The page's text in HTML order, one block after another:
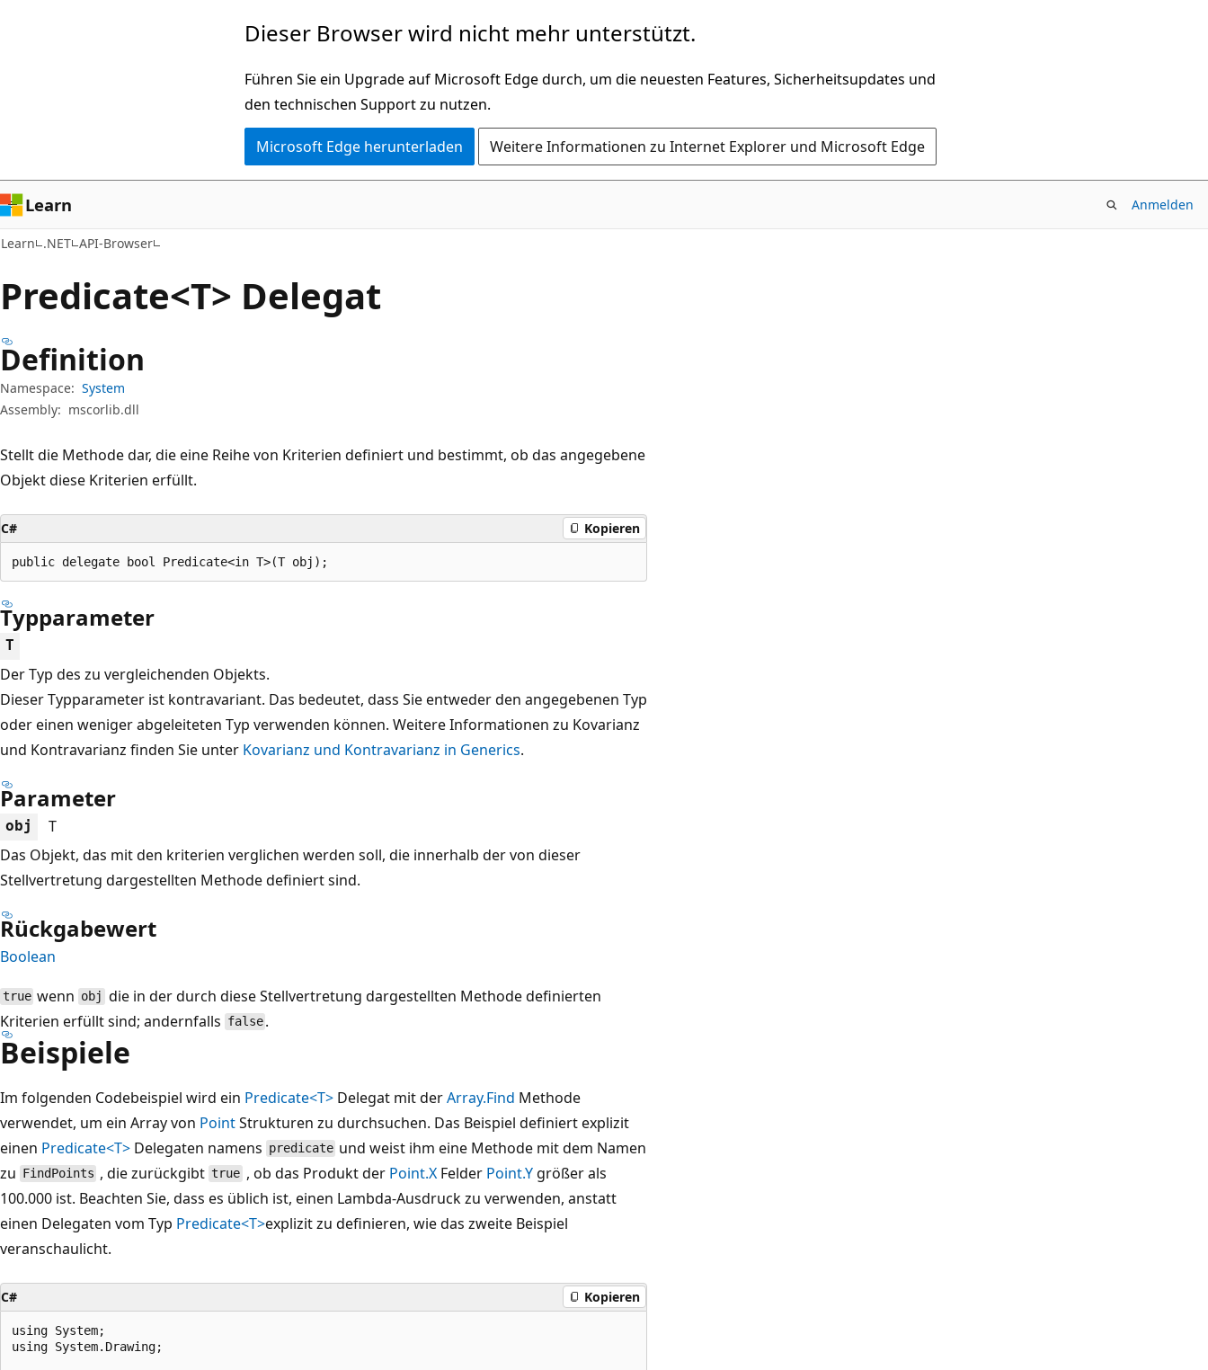
Dieser Browser wird nicht mehr unterstützt.
Führen Sie ein Upgrade auf Microsoft Edge durch, um die neuesten Features, Sicherheitsupdates und
den technischen Support zu nutzen.
Microsoft Edge herunterladen Weitere Informationen zu Internet Explorer und Microsoft Edge
Learn Anmelden
Learn .NET API-Browser
Predicate<T> Delegat
Definition
Namespace: System
Assembly: mscorlib.dll
Stellt die Methode dar, die eine Reihe von Kriterien definiert und bestimmt, ob das angegebene
Objekt diese Kriterien erfüllt.
C# Kopieren
public delegate bool Predicate<in T>(T obj);
Typparameter
T
Der Typ des zu vergleichenden Objekts.
Dieser Typparameter ist kontravariant. Das bedeutet, dass Sie entweder den angegebenen Typ
oder einen weniger abgeleiteten Typ verwenden können. Weitere Informationen zu Kovarianz
und Kontravarianz finden Sie unter Kovarianz und Kontravarianz in Generics.
Parameter
obj
T
Das Objekt, das mit den kriterien verglichen werden soll, die innerhalb der von dieser
Stellvertretung dargestellten Methode definiert sind.
Rückgabewert
Boolean
true wenn obj die in der durch diese Stellvertretung dargestellten Methode definierten
Kriterien erfüllt sind; andernfalls false .
Beispiele
Im folgenden Codebeispiel wird ein Predicate<T> Delegat mit derArray.Find Methode
verwendet, um ein Array von PointStrukturen zu durchsuchen. Das Beispiel definiert explizit
einen Predicate<T> Delegaten namens predicate und weist ihm eine Methode mit dem Namen
zu FindPoints , die zurückgibttrue, ob das Produkt der Point.XFelder Point.Ygrößer als
100.000 ist. Beachten Sie, dass es üblich ist, einen Lambda-Ausdruck zu verwenden, anstatt
einen Delegaten vom Typ Predicate<T>explizit zu definieren, wie das zweite Beispiel
veranschaulicht.
C# Kopieren
using System;
using System.Drawing;